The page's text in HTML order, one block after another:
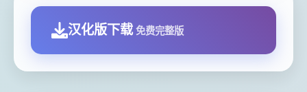
汉化版下载 免费完整版